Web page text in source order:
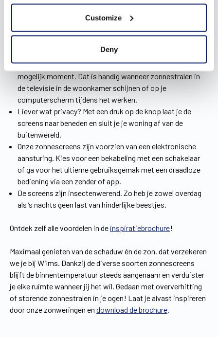
Customize
Deny
voordelen met zich mee. De screens creëren uiteraard in een
handomdraai schaduw, maar er zijn nog extra troeven.
Door de zonnescreens van Wilms hou je in de
een verfrissende koelte biedt.
Een ruimte verduisteren doe je wanneer jij het wil, op elk
mogelijk moment. Dat is handig wanneer zonnestralen in
de televisie in de woonkamer schijnen of op je
computerscherm tijdens het werken.
Liever wat privacy? Met een druk op de knop laat je de
screens naar beneden en sluit je je woning af van de
buitenwereld.
Onze zonnescreens zijn voorzien van een elektronische
aansturing. Kies voor een bekabeling met een schakelaar
of ga voor het ultieme gebruiksgemak met een draadloze
bediening via een zender of app.
De screens zijn insectenwerend. Zo heb je zowel overdag
als ’s nachts geen last van hinderlijke beestjes.
Ontdek zelf alle voordelen in de inspiratiebrochure!
Maximaal genieten van de schaduw én de zon, dat verzekeren
we je bij Wilms. Dankzij de diverse soorten zonnescreens
blijft de binnentemperatuur steeds aangenaam en verduister
je elke ruimte wanneer jij het wil. Gedaan met oververhitting
of storende zonnestralen in je ogen! Laat je alvast inspireren
door onze zonweringen en download de brochure.